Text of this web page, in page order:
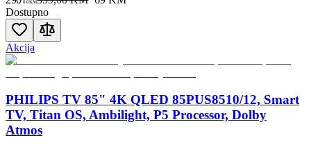
00KM
Dostupno
Akcija
PHILIPS TV 85" 4K QLED 85PUS8510/12, Smart
TV, Titan OS, Ambilight, P5 Processor, Dolby
Atmos